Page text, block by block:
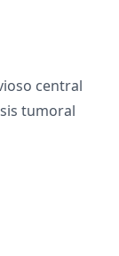
central
tumoral